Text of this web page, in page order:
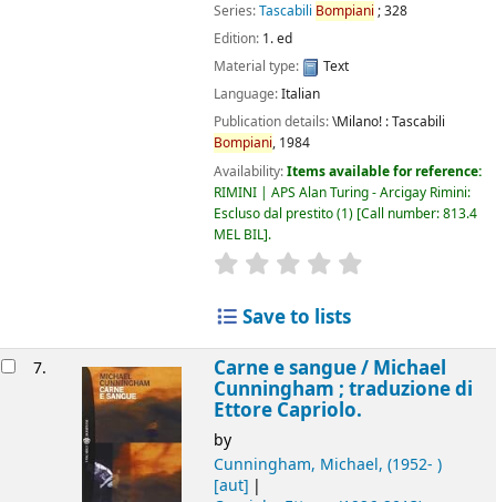
Series:Tascabili Bompiani ; 328
Edition: 1. ed
Material type:
Text
Language:Italian
Publication details:\Milano! :Tascabili
Bompiani, 1984
Availability:Items available for reference:
RIMINI | APS Alan Turing - Arcigay Rimini:
Escluso dal prestito(1) Call number:813.4
MEL BIL .
star rating
Save to lists
7. Carne e sangue / Michael
Cunningham ; traduzione di
Ettore Capriolo.
by
Cunningham, Michael, (1952- )
[aut]